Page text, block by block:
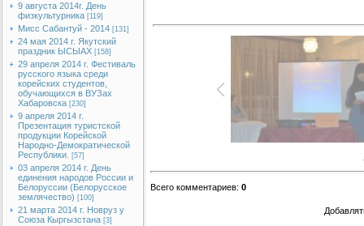
9 августа 2014г. День
физкультурника [119]
Мисс Сабантуй - 2014 [131]
24 мая 2014 г. Якутский
праздник ЫСЫАХ [158]
29 апреля 2014 г. Фестиваль
русского языка среди
корейских студентов,
обучающихся в ВУЗах
Хабаровска [230]
9 апреля 2014 г.
Презентация туристской
продукции Корейской
Народно-Демократической
Республики.
[57]
03 апреля 2014 г. День
единения народов России и
Белоруссии (Белорусское
землячество) [100]
21 марта 2014 г. Новруз у
Союза Кыргызстана [3]
Всего комментариев: 0